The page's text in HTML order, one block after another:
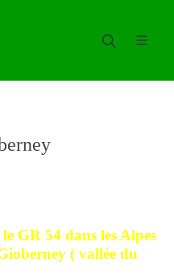
GR 54 dans les Alpes
( vallée du